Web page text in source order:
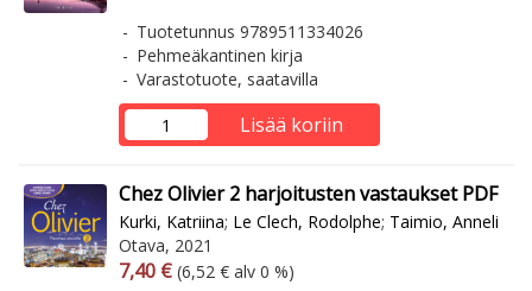
Tuotetunnus 9789511334026
Pehmeäkantinen kirja
Varastotuote, saatavilla
Lisää koriin
Chez Olivier 2 harjoitusten vastaukset PDF
Kurki, Katriina; Le Clech, Rodolphe; Taimio, Anneli
Otava, 2021
Arvonlisäverollinen hinta
7,40 € Arvonlisäveroton hinta
(6,52 € alv 0 %)